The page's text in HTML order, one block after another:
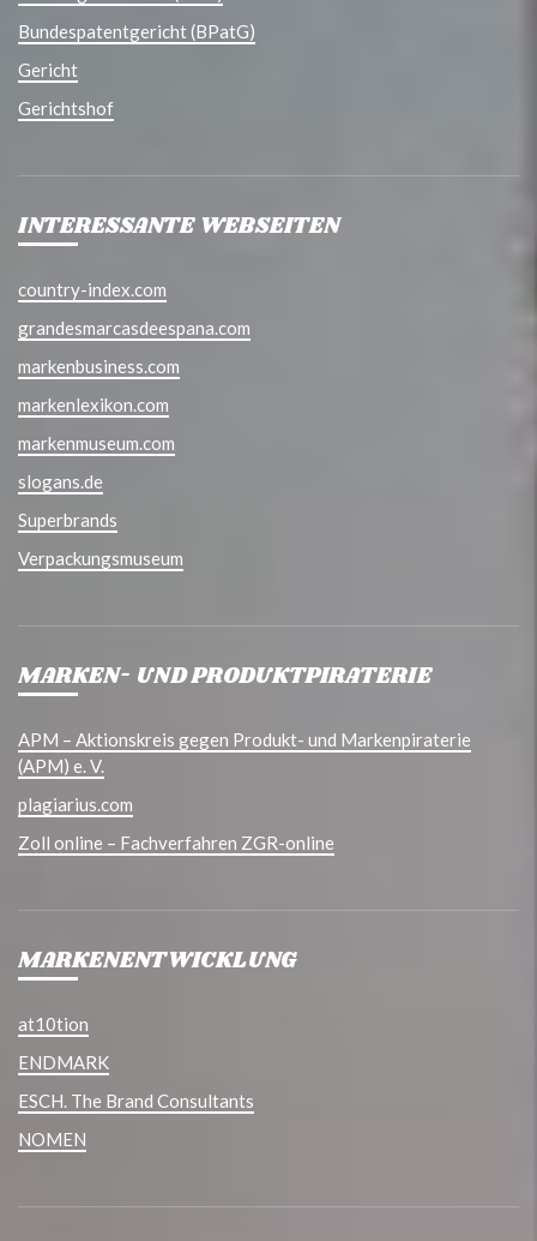
Bundespatentgericht (BPatG)
Gericht
Gerichtshof
INTERESSANTE WEBSEITEN
country-index.com
grandesmarcasdeespana.com
markenbusiness.com
markenlexikon.com
markenmuseum.com
slogans.de
Superbrands
Verpackungsmuseum
MARKEN- UND PRODUKTPIRATERIE
APM – Aktionskreis gegen Produkt- und Markenpiraterie
(APM) e. V.
plagiarius.com
Zoll online – Fachverfahren ZGR-online
MARKENENTWICKLUNG
at10tion
ENDMARK
ESCH. The Brand Consultants
NOMEN